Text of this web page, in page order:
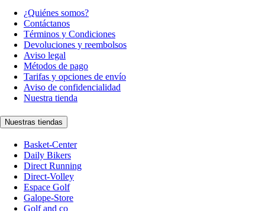
¿Quiénes somos?
Contáctanos
Términos y Condiciones
Devoluciones y reembolsos
Aviso legal
Métodos de pago
Tarifas y opciones de envío
Aviso de confidencialidad
Nuestra tienda
Nuestras tiendas
Basket-Center
Daily Bikers
Direct Running
Direct-Volley
Espace Golf
Galope-Store
Golf and co